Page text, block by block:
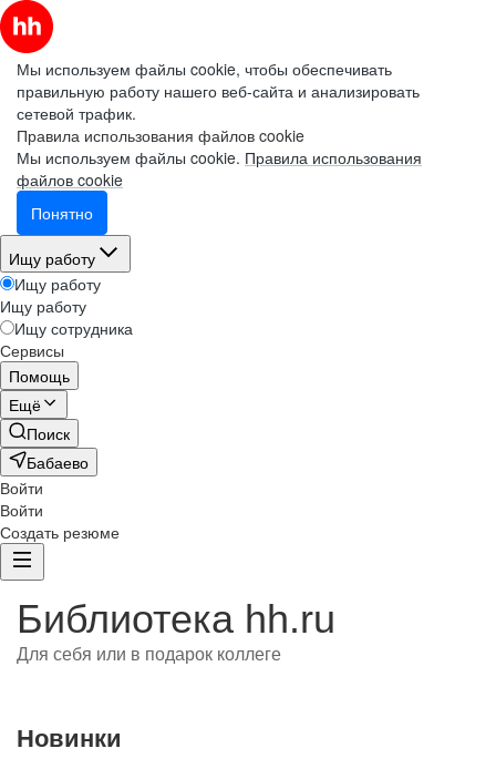
Мы используем файлы cookie, чтобы обеспечивать
правильную работу нашего веб-сайта и анализировать
сетевой трафик.
Правила использования файлов cookie
Мы используем файлы cookie. Правила использования
файлов cookie
Понятно
Ищу работу
Ищу работу
Ищу работу
Ищу сотрудника
Сервисы
Помощь
Ещё
Поиск
Бабаево
Войти
Войти
Создать резюме
Библиотека hh.ru
Для себя или в подарок коллеге
Новинки